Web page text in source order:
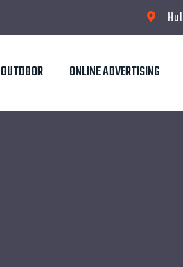
OUTDOOR ONLINE ADVERTISING